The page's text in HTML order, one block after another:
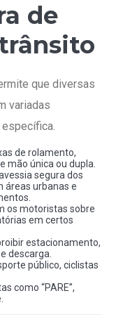
de
que diversas
variadas
específica.
de rolamento,
mão única ou dupla.
segura dos
áreas urbanas e
os motoristas sobre
em certos
estacionamento,
descarga.
público, ciclistas
como “PARE”,